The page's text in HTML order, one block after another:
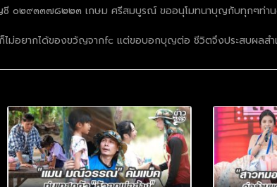
ชี ๐๒๙๓๓๗๘๒๒๓ เกษม ศรีสมบูรณ์ ขออนุโมทนาบุญกับทุกๆท่าน
อยากได้ของขวัญจากfc แต่ขอบอกบุญต่อ ชีวิตจึงประสบผลสำเ